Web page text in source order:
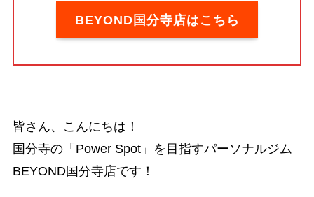
BEYOND国分寺店はこちら
皆さん、こんにちは！
国分寺の「Power Spot」を目指すパーソナルジム
BEYOND国分寺店です！